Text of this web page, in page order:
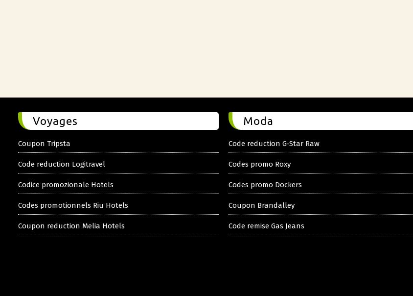
Voyages
Coupon Tripsta
Code reduction Logitravel
Codice promozionale Hotels
Codes promotionnels Riu Hotels
Coupon reduction Melia Hotels
Moda
Code reduction G-Star Raw
Codes promo Roxy
Codes promo Dockers
Coupon Brandalley
Code remise Gas Jeans